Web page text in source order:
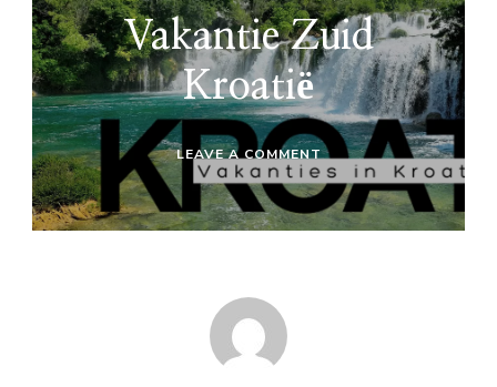
Vakantie Zuid
Kroatië
LEAVE A COMMENTON
VAKANTIE
ZUID
KROATIË